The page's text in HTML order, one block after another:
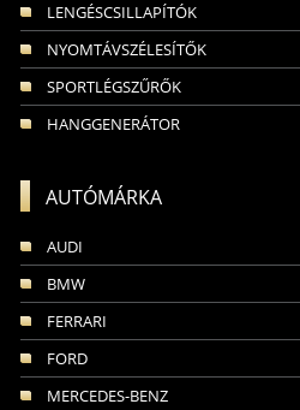
LENGÉSCSILLAPÍTÓK
NYOMTÁVSZÉLESÍTŐK
SPORTLÉGSZŰRŐK
HANGGENERÁTOR
AUTÓMÁRKA
AUDI
BMW
FERRARI
FORD
MERCEDES-BENZ